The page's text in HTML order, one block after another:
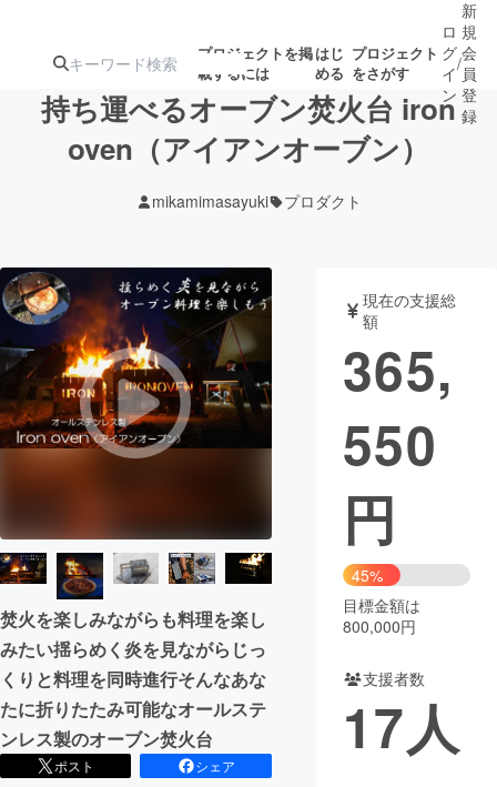
プロジェクトを掲
載するには
はじ
める
プロジェクト
をさがす
ジェクト
募集終了が近いプ
ロジェクト
アート・写真 音楽
テクノロジー・ガジェット ゲーム・サ
映像・映画
まちづくり・地域活性化
CAMPFIRE for Social Good
CAMPFIRE Creation
CAMPFIREふるさと納税
コミュニティ
ロ
グ
イ
ン
/
新
規
会
員
登
録
持ち運べるオーブン焚火台 iron
oven（アイアンオーブン）
mikamimasayuki プロダクト
焚火を楽しみながらも料理を楽し
みたい揺らめく炎を見ながらじっ
くりと料理を同時進行そんなあな
たに折りたたみ可能なオールステ
ンレス製のオーブン焚火台
ポスト
シェア
現在の支援総
額
365,
550
円
45%
目標金額は
800,000円
支援者数
17人